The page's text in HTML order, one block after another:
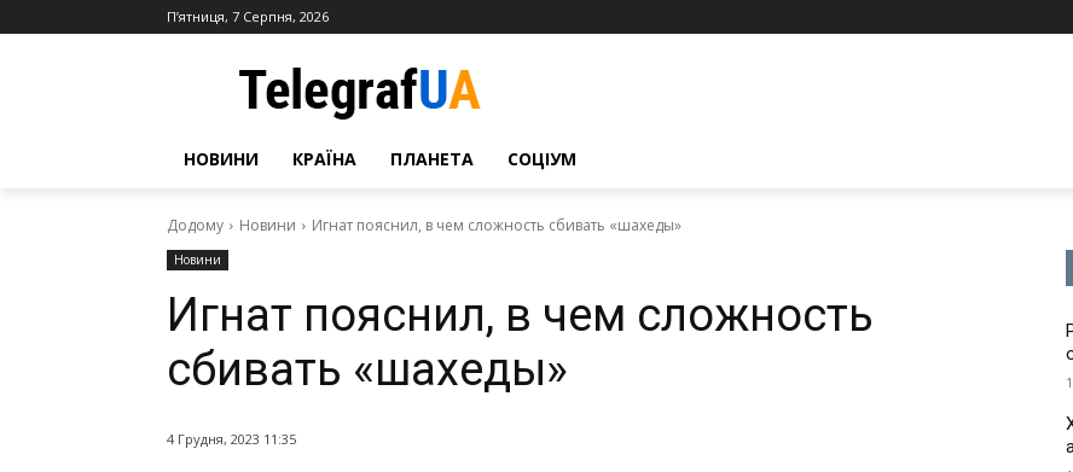
П’ятниця, 7 Серпня, 2026
НОВИНИ КРАЇНА ПЛАНЕТА СОЦІУМ
Додому Новини Игнат пояснил, в чем сложность сбивать «шахеды»
Новини
Игнат пояснил, в чем сложность
сбивать «шахеды»
4 Грудня, 2023 11:35